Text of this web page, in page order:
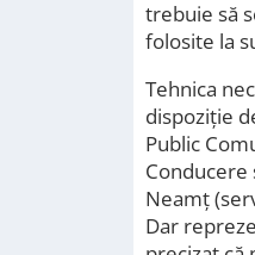
trebuie să
folosite la
Tehnica
dispoziție
Public
Neamț
Dar